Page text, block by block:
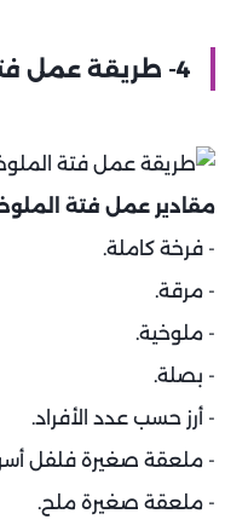
4- طريقة عمل فتة الملوخية بالفراخ:
مقادير عمل فتة
- فرخة كاملة.
- مرقة.
- ملوخية.
- بصلة.
- أرز حسب عدد الأفراد.
- ملعقة صغيرة فلفل
- ملعقة صغيرة ملح.